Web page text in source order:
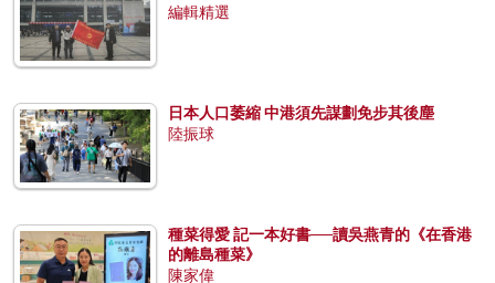
編輯精選
日本人口萎縮 中港須先謀劃免步其後塵
陸振球
種菜得愛 記一本好書──讀吳燕青的《在香港
的離島種菜》
陳家偉